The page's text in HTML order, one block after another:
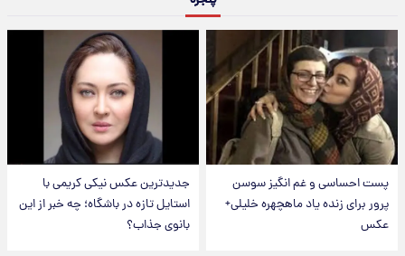
پست احساسی و غم انگیز سوسن
پرور برای زنده یاد ماهچهره خلیلی+
عکس
جدیدترین عکس نیکی کریمی با
استایل تازه در باشگاه؛ چه خبر از این
بانوی جذاب؟